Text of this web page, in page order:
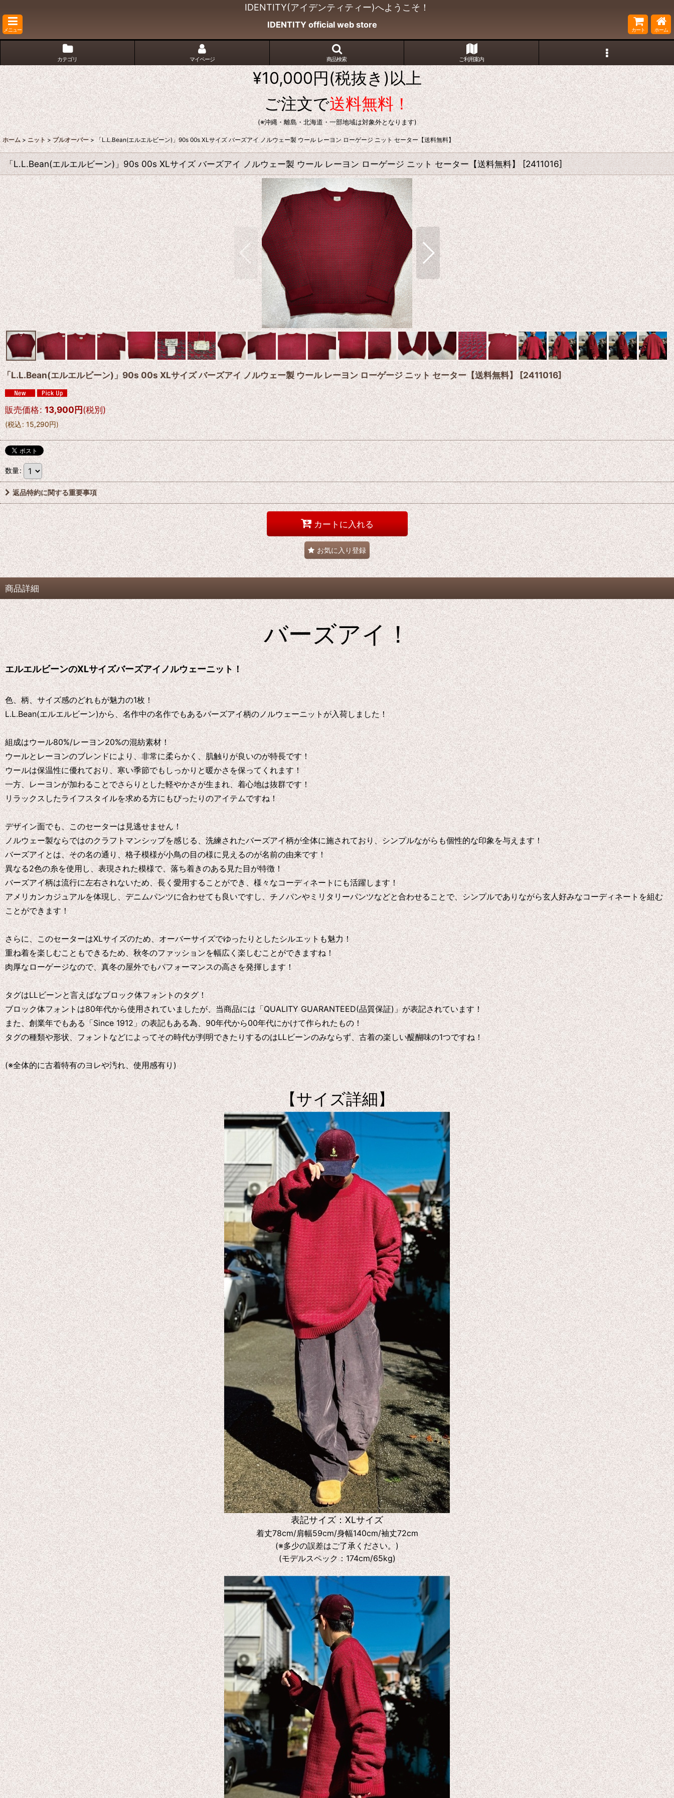
IDENTITY(アイデンティティー)へようこそ！
メニュー
IDENTITY official web store
カート ホーム
カテゴリ マイページ 商品検索 ご利用案内
¥10,000円(税抜き)以上
ご注文で送料無料！
(※沖縄・離島・北海道・一部地域は対象外となります)
ホーム > ニット > プルオーバー > 「L.L.Bean(エルエルビーン)」90s 00s XLサイズ バーズアイ ノルウェー製 ウール レーヨン ローゲージ ニット セーター【送料無料】
「L.L.Bean(エルエルビーン)」90s 00s XLサイズ バーズアイ ノルウェー製 ウール レーヨン ローゲージ ニット セーター【送料無料】 [2411016]
「L.L.Bean(エルエルビーン)」90s 00s XLサイズ バーズアイ ノルウェー製 ウール レーヨン ローゲージ ニット セーター【送料無料】 [2411016]
販売価格: 13,900円(税別)
(税込: 15,290円)
数量:
返品特約に関する重要事項
カートに入れる
お気に入り登録
商品詳細
バーズアイ！
エルエルビーンのXLサイズバーズアイノルウェーニット！
色、柄、サイズ感のどれもが魅力の1枚！
L.L.Bean(エルエルビーン)から、名作中の名作でもあるバーズアイ柄のノルウェーニットが入荷しました！
組成はウール80%/レーヨン20%の混紡素材！
ウールとレーヨンのブレンドにより、非常に柔らかく、肌触りが良いのが特長です！
ウールは保温性に優れており、寒い季節でもしっかりと暖かさを保ってくれます！
一方、レーヨンが加わることでさらりとした軽やかさが生まれ、着心地は抜群です！
リラックスしたライフスタイルを求める方にもぴったりのアイテムですね！
デザイン面でも、このセーターは見逃せません！
ノルウェー製ならではのクラフトマンシップを感じる、洗練されたバーズアイ柄が全体に施されており、シンプルながらも個性的な印象を与えます！
バーズアイとは、その名の通り、格子模様が小鳥の目の様に見えるのが名前の由来です！
異なる2色の糸を使用し、表現された模様で、落ち着きのある見た目が特徴！
バーズアイ柄は流行に左右されないため、長く愛用することができ、様々なコーディネートにも活躍します！
アメリカンカジュアルを体現し、デニムパンツに合わせても良いですし、チノパンやミリタリーパンツなどと合わせることで、シンプルでありながら玄人好みなコーディネートを組む
ことができます！
さらに、このセーターはXLサイズのため、オーバーサイズでゆったりとしたシルエットも魅力！
重ね着を楽しむこともできるため、秋冬のファッションを幅広く楽しむことができますね！
肉厚なローゲージなので、真冬の屋外でもパフォーマンスの高さを発揮します！
タグはLLビーンと言えばなブロック体フォントのタグ！
ブロック体フォントは80年代から使用されていましたが、当商品には「QUALITY GUARANTEED(品質保証)」が表記されています！
また、創業年でもある「Since 1912」の表記もある為、90年代から00年代にかけて作られたもの！
タグの種類や形状、フォントなどによってその時代が判明できたりするのはLLビーンのみならず、古着の楽しい醍醐味の1つですね！
(※全体的に古着特有のヨレや汚れ、使用感有り)
【サイズ詳細】
表記サイズ：XLサイズ
着丈78cm/肩幅59cm/身幅140cm/袖丈72cm
(※多少の誤差はご了承ください。)
(モデルスペック：174cm/65kg)